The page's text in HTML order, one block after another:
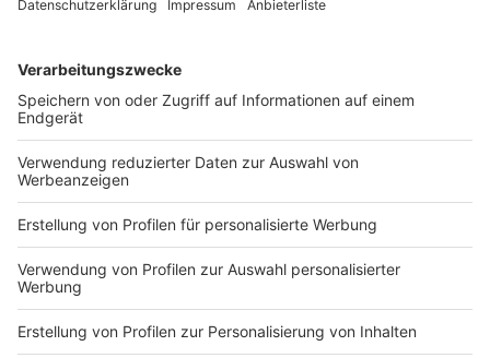
Menschen werden verletzt.
DEINE GEMERKTEN ARTIKEL
Du hast dir noch keine Artikel gemerkt
Markiere sie hierfür mit einem